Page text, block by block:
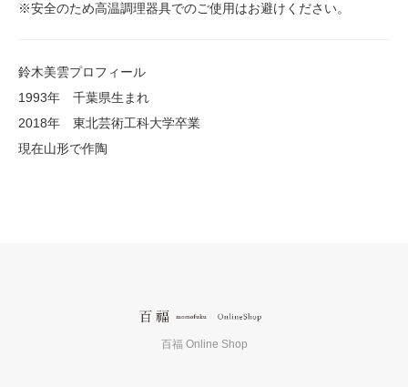
※安全のため高温調理器具でのご使用はお避けください。
鈴木美雲プロフィール
1993年 千葉県生まれ
2018年 東北芸術工科大学卒業
現在山形で作陶
百福 Online Shop